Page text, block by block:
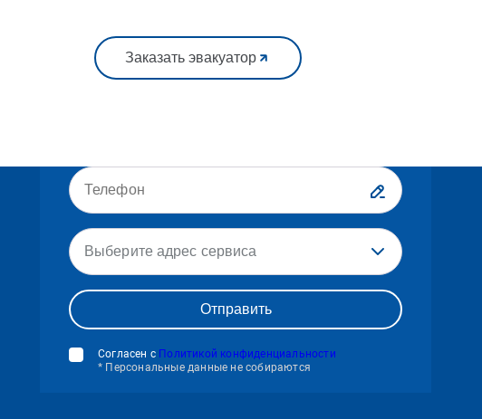
Заказать эвакуатор
Выберите адрес сервиса
Согласен с Политикой конфиденциальности
* Персональные данные не собираются